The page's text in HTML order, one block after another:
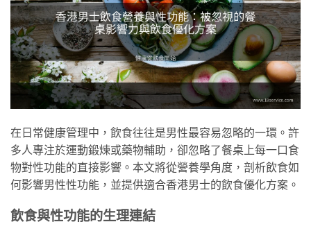
在日常健康管理中，飲食往往是男性最容易忽略的一環。許
多人專注於運動鍛煉或藥物輔助，卻忽略了餐桌上每一口食
物對性功能的直接影響。本文將從營養學角度，剖析飲食如
何影響男性性功能，並提供適合香港男士的飲食優化方案。
飲食與性功能的生理連結